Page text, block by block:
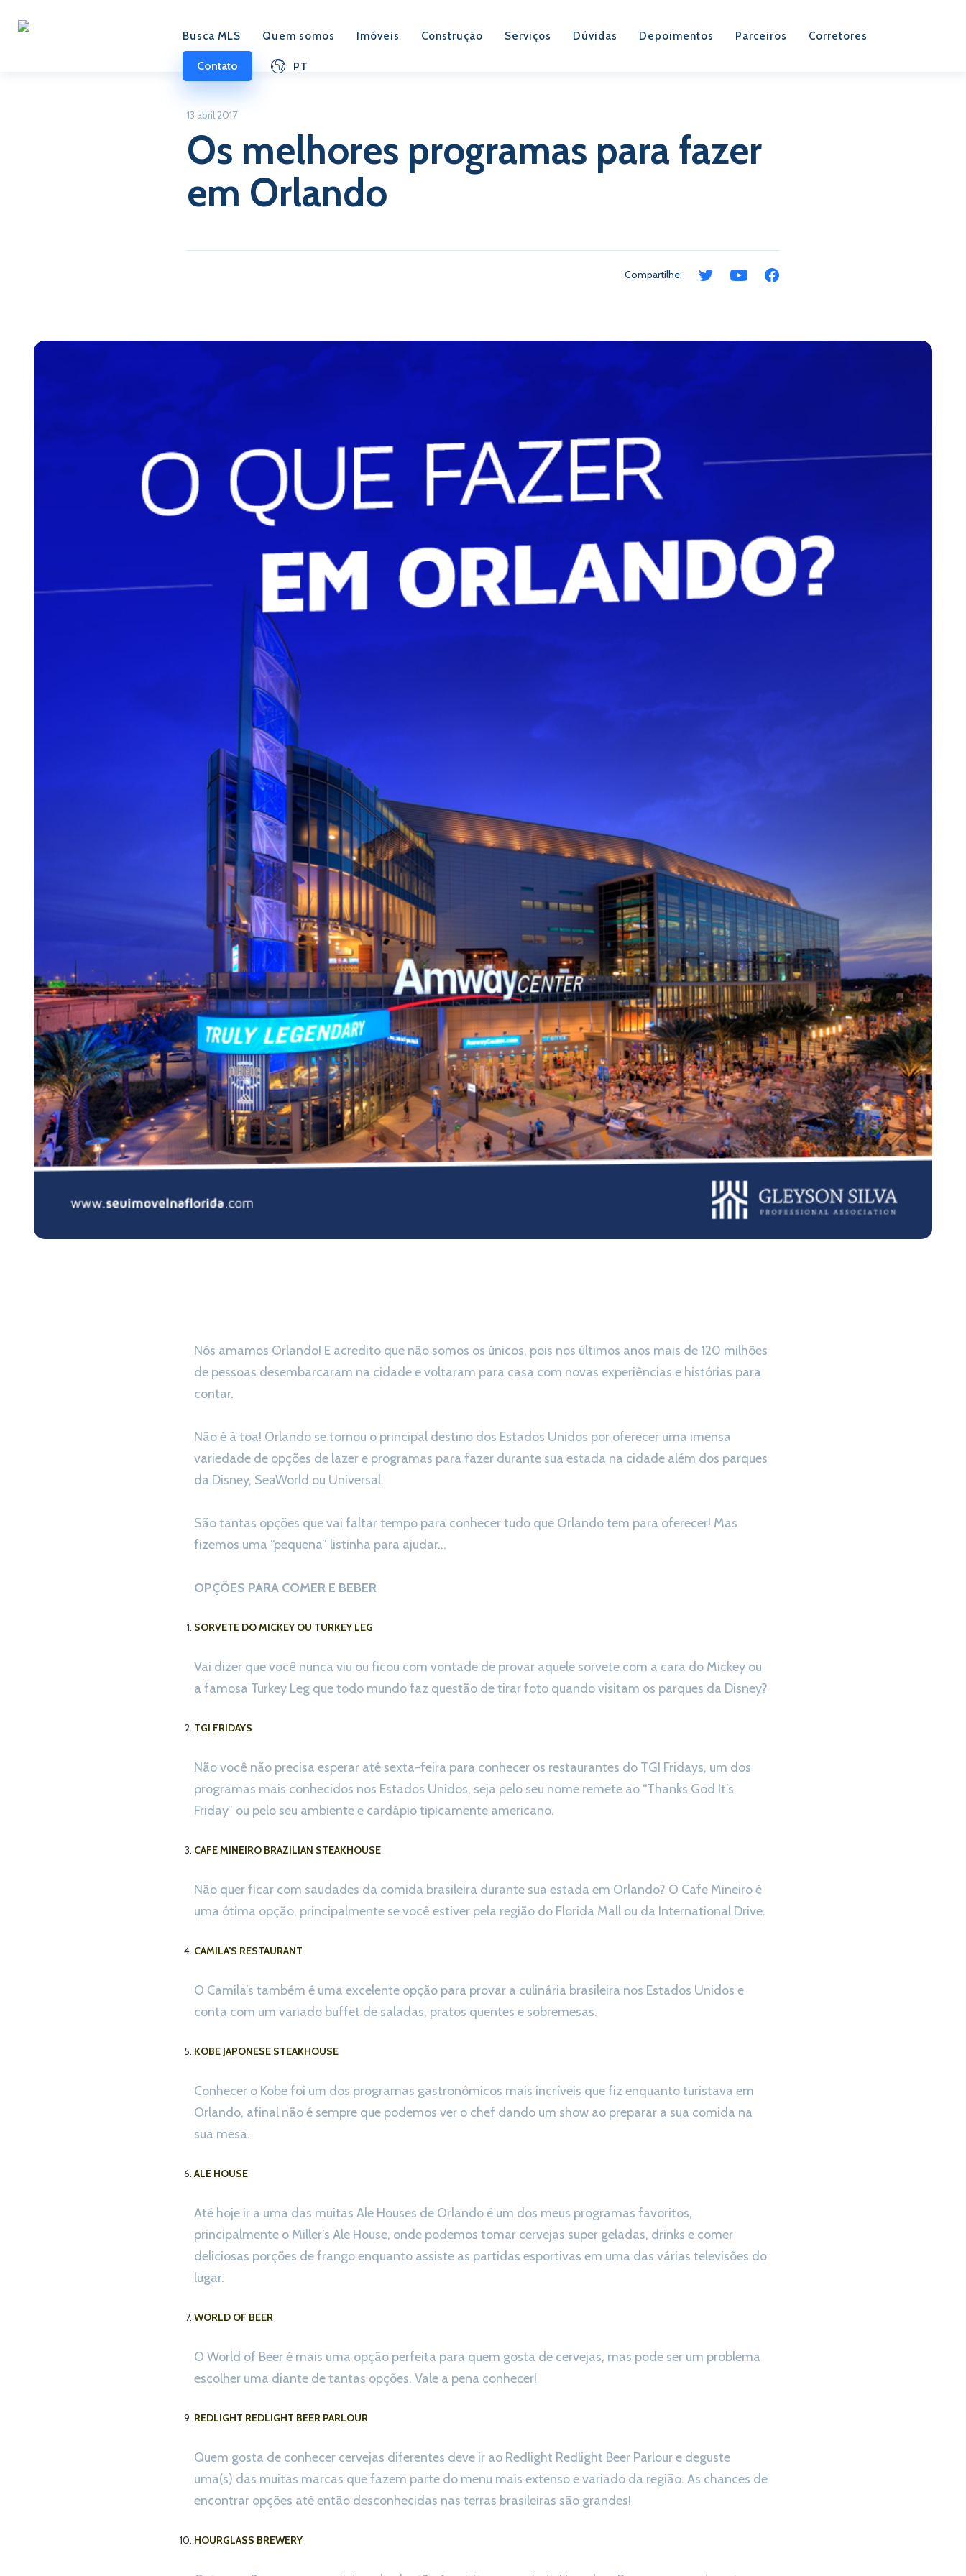
Busca MLS Quem somos Imóveis Construção Serviços Dúvidas Depoimentos Parceiros Corretores
Contato PT
13 abril 2017
Os melhores programas para fazer
em Orlando
Compartilhe:
Nós amamos Orlando! E acredito que não somos os únicos, pois nos últimos anos mais de 120 milhões
de pessoas desembarcaram na cidade e voltaram para casa com novas experiências e histórias para
contar.
Não é à toa! Orlando se tornou o principal destino dos Estados Unidos por oferecer uma imensa
variedade de opções de lazer e programas para fazer durante sua estada na cidade além dos parques
da Disney, SeaWorld ou Universal.
São tantas opções que vai faltar tempo para conhecer tudo que Orlando tem para oferecer! Mas
fizemos uma “pequena” listinha para ajudar…
OPÇÕES PARA COMER E BEBER
SORVETE DO MICKEY OU TURKEY LEG
Vai dizer que você nunca viu ou ficou com vontade de provar aquele sorvete com a cara do Mickey ou
a famosa Turkey Leg que todo mundo faz questão de tirar foto quando visitam os parques da Disney?
TGI FRIDAYS
Não você não precisa esperar até sexta-feira para conhecer os restaurantes do TGI Fridays, um dos
programas mais conhecidos nos Estados Unidos, seja pelo seu nome remete ao “Thanks God It’s
Friday” ou pelo seu ambiente e cardápio tipicamente americano.
CAFE MINEIRO BRAZILIAN STEAKHOUSE
Não quer ficar com saudades da comida brasileira durante sua estada em Orlando? O Cafe Mineiro é
uma ótima opção, principalmente se você estiver pela região do Florida Mall ou da International Drive.
CAMILA’S RESTAURANT
O Camila’s também é uma excelente opção para provar a culinária brasileira nos Estados Unidos e
conta com um variado buffet de saladas, pratos quentes e sobremesas.
KOBE JAPONESE STEAKHOUSE
Conhecer o Kobe foi um dos programas gastronômicos mais incríveis que fiz enquanto turistava em
Orlando, afinal não é sempre que podemos ver o chef dando um show ao preparar a sua comida na
sua mesa.
ALE HOUSE
Até hoje ir a uma das muitas Ale Houses de Orlando é um dos meus programas favoritos,
principalmente o Miller’s Ale House, onde podemos tomar cervejas super geladas, drinks e comer
deliciosas porções de frango enquanto assiste as partidas esportivas em uma das várias televisões do
lugar.
WORLD OF BEER
O World of Beer é mais uma opção perfeita para quem gosta de cervejas, mas pode ser um problema
escolher uma diante de tantas opções. Vale a pena conhecer!
REDLIGHT REDLIGHT BEER PARLOUR
Quem gosta de conhecer cervejas diferentes deve ir ao Redlight Redlight Beer Parlour e deguste
uma(s) das muitas marcas que fazem parte do menu mais extenso e variado da região. As chances de
encontrar opções até então desconhecidas nas terras brasileiras são grandes!
HOURGLASS BREWERY